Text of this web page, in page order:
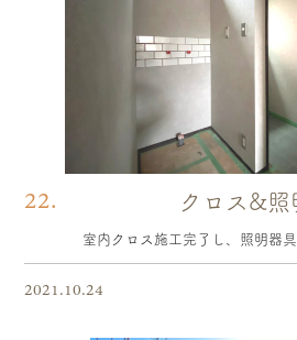
22. クロス&照
室内クロス施工完了し、照明器具
2021.10.24